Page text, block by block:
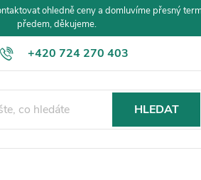
ohledně ceny a domluvíme přesný
předem, děkujeme.
+420 724 270 403
HLEDAT